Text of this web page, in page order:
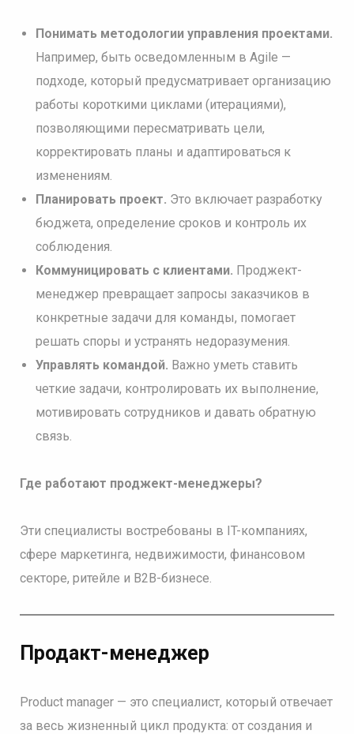
Понимать методологии управления проектами.
Например, быть осведомленным в Agile —
подходе, который предусматривает организацию
работы короткими циклами (итерациями),
позволяющими пересматривать цели,
корректировать планы и адаптироваться к
изменениям.
Планировать проект. Это включает разработку
бюджета, определение сроков и контроль их
соблюдения.
Коммуницировать с клиентами. Проджект-
менеджер превращает запросы заказчиков в
конкретные задачи для команды, помогает
решать споры и устранять недоразумения.
Управлять командой. Важно уметь ставить
четкие задачи, контролировать их выполнение,
мотивировать сотрудников и давать обратную
связь.
Где работают проджект-менеджеры?
Эти специалисты востребованы в IT-компаниях,
сфере маркетинга, недвижимости, финансовом
секторе, ритейле и B2B-бизнесе.
Продакт-менеджер
Product manager — это специалист, который отвечает
за весь жизненный цикл продукта: от создания и